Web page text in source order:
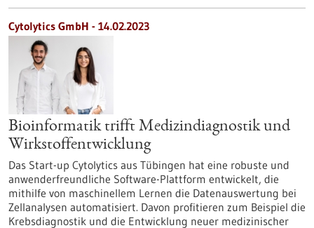
Cytolytics GmbH - 14.02.2023
Bioinformatik trifft Medizindiagnostik und
Wirkstoffentwicklung
Das Start-up Cytolytics aus Tübingen hat eine robuste und
anwenderfreundliche Software-Plattform entwickelt, die
mithilfe von maschinellem Lernen die Datenauswertung bei
Zellanalysen automatisiert. Davon profitieren zum Beispiel die
Krebsdiagnostik und die Entwicklung neuer medizinischer